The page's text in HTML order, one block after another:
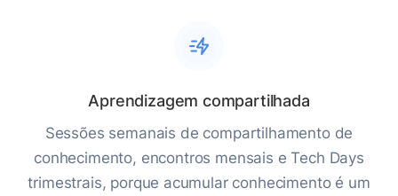
Aprendizagem compartilhada
Sessões semanais de compartilhamento de
conhecimento, encontros mensais e Tech Days
trimestrais, porque acumular conhecimento é um